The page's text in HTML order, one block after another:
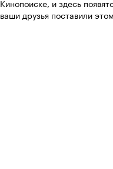
Кинопоиске, и здесь
ваши друзья поставили